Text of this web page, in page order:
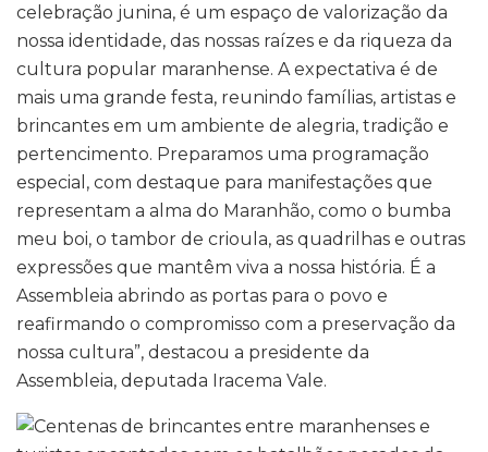
celebração junina, é um espaço de valorização da
nossa identidade, das nossas raízes e da riqueza da
cultura popular maranhense. A expectativa é de
mais uma grande festa, reunindo famílias, artistas e
brincantes em um ambiente de alegria, tradição e
pertencimento. Preparamos uma programação
especial, com destaque para manifestações que
representam a alma do Maranhão, como o bumba
meu boi, o tambor de crioula, as quadrilhas e outras
expressões que mantêm viva a nossa história. É a
Assembleia abrindo as portas para o povo e
reafirmando o compromisso com a preservação da
nossa cultura”, destacou a presidente da
Assembleia, deputada Iracema Vale.